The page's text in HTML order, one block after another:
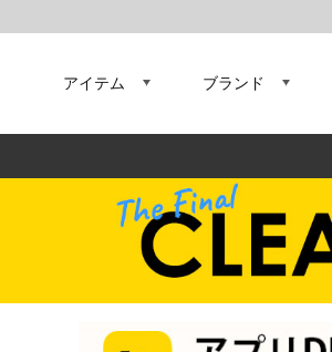
アイテム ブランド